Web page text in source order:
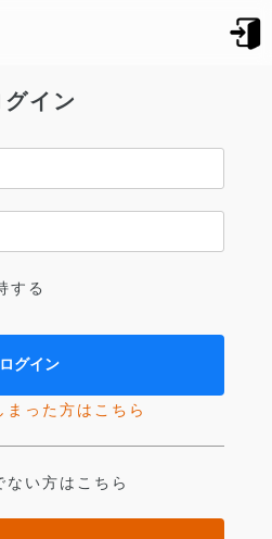
グイン
する
った方はこちら
ない方はこちら